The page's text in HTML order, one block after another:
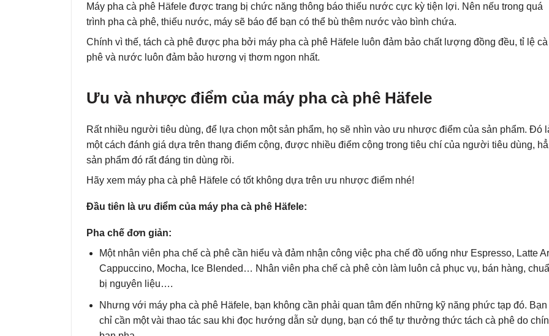
Máy pha cà phê Häfele được trang bị chức năng thông báo thiếu nước cực kỳ tiện lợi. Nên nếu trong quá
trình pha cà phê, thiếu nước, máy sẽ báo để bạn có thể bù thêm nước vào bình chứa.
Chính vì thế, tách cà phê được pha bởi máy pha cà phê Häfele luôn đảm bảo chất lượng đồng đều, tỉ lệ cà
phê và nước luôn đảm bảo hương vị thơm ngon nhất.
Ưu và nhược điểm của máy pha cà phê Häfele
Rất nhiều người tiêu dùng, để lựa chọn một sản phẩm, họ sẽ nhìn vào ưu nhược điểm của sản phẩm. Đó
một cách đánh giá dựa trên thang điểm cộng, được nhiều điểm cộng trong tiêu chí của người tiêu dùng,
sản phẩm đó rất đáng tin dùng rồi.
Hãy xem máy pha cà phê Häfele có tốt không dựa trên ưu nhược điểm nhé!
Đầu tiên là ưu điểm của máy pha cà phê Häfele:
Pha chế đơn giản:
Một nhân viên pha chế cà phê cần hiểu và đảm nhận công việc pha chế đồ uống như Espresso, Latte
Cappuccino, Mocha, Ice Blended… Nhân viên pha chế cà phê còn làm luôn cả phục vụ, bán hàng,
bị nguyên liệu….
Nhưng với máy pha cà phê Häfele, bạn không cần phải quan tâm đến những kỹ năng phức tạp đó. Bạn
chỉ cần một vài thao tác sau khi đọc hướng dẫn sử dụng, bạn có thể tự thưởng thức tách cà phê do